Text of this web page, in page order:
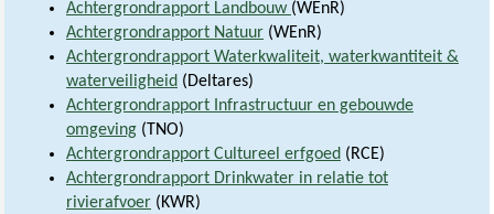
Achtergrondrapport Landbouw (WEnR)
Achtergrondrapport Natuur (WEnR)
Achtergrondrapport Waterkwaliteit, waterkwantiteit &
waterveiligheid (Deltares)
Achtergrondrapport Infrastructuur en gebouwde
omgeving (TNO)
Achtergrondrapport Cultureel erfgoed (RCE)
Achtergrondrapport Drinkwater in relatie tot
rivierafvoer (KWR)